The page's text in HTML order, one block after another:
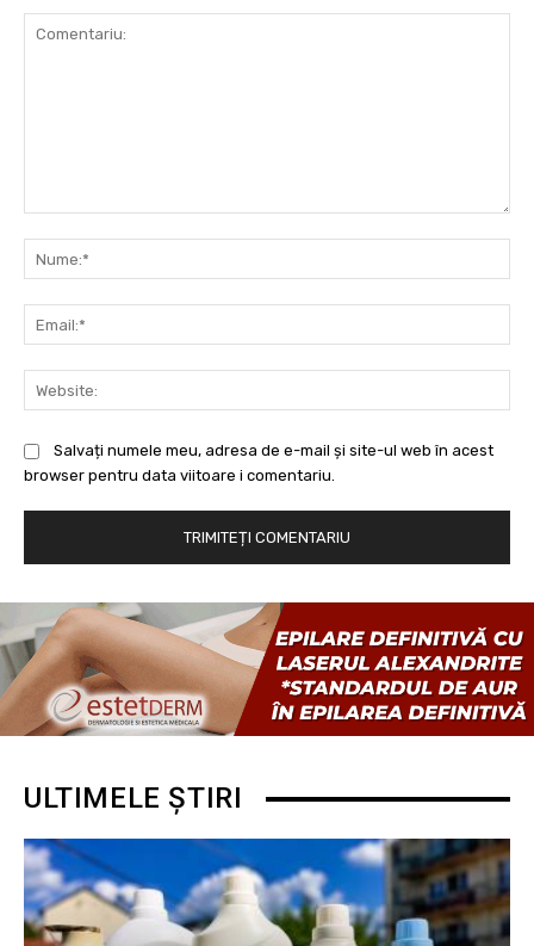
Salvați numele meu, adresa de e-mail și site-ul web în acest
browser pentru data viitoare i comentariu.
ULTIMELE ȘTIRI